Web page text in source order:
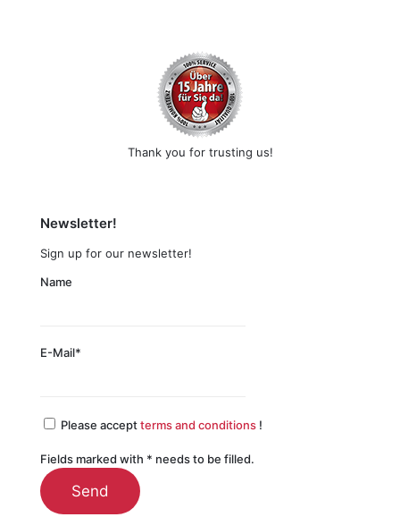
Thank you for trusting us!
Newsletter!
Sign up for our newsletter!
Name
E-Mail*
Please acceptterms and conditions !
Fields marked with * needs to be filled.